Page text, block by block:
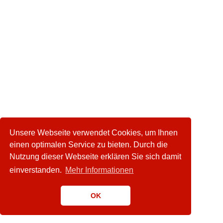
Unsere Webseite verwendet Cookies, um Ihnen
einen optimalen Service zu bieten. Durch die
Nutzung dieser Webseite erklären Sie sich damit
einverstanden. Mehr Informationen
OK